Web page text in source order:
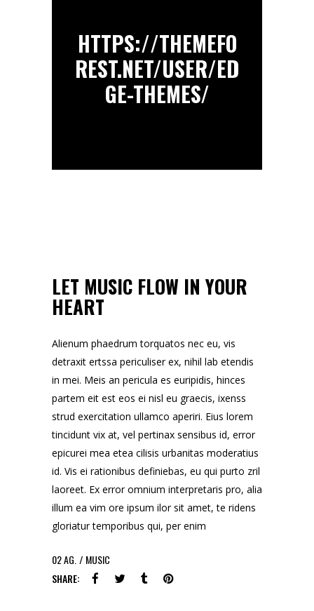
HTTPS://THEMEFO
REST.NET/USER/ED
GE-THEMES/
LET MUSIC FLOW IN YOUR
HEART
Alienum phaedrum torquatos nec eu, vis
detraxit ertssa periculiser ex, nihil lab etendis
in mei. Meis an pericula es euripidis, hinces
partem eit est eos ei nisl eu graecis, ixenss
strud exercitation ullamco aperiri. Eius lorem
tincidunt vix at, vel pertinax sensibus id, error
epicurei mea etea cilisis urbanitas moderatius
id. Vis ei rationibus definiebas, eu qui purto zril
laoreet. Ex error omnium interpretaris pro, alia
illum ea vim ore ipsum ilor sit amet, te ridens
gloriatur temporibus qui, per enim
02AG.
MUSIC
SHARE: